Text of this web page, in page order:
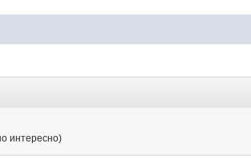
интересно)